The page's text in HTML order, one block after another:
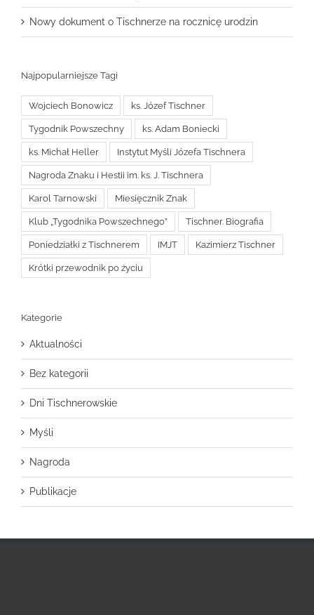
Nowy dokument o Tischnerze na rocznicę urodzin
Najpopularniejsze Tagi
Wojciech Bonowicz ks. Józef Tischner
Tygodnik Powszechny ks. Adam Boniecki
ks. Michał Heller Instytut Myśli Józefa Tischnera
Nagroda Znaku i Hestii im. ks. J. Tischnera
Karol Tarnowski Miesięcznik Znak
Klub „Tygodnika Powszechnego” Tischner. Biografia
Poniedziałki z Tischnerem IMJT Kazimierz Tischner
Krótki przewodnik po życiu
Kategorie
Aktualności
Bez kategorii
Dni Tischnerowskie
Myśli
Nagroda
Publikacje